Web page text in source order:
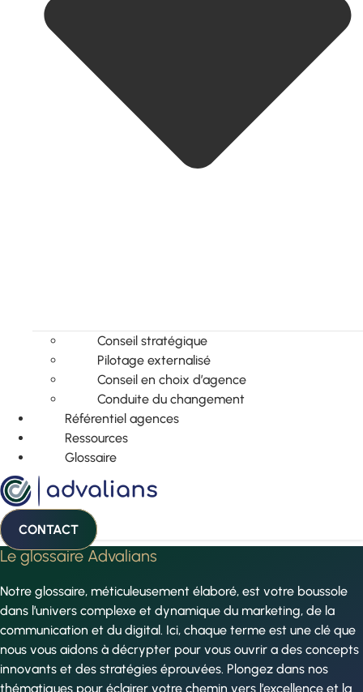
Conseil stratégique
Pilotage externalisé
Conseil en choix d’agence
Conduite du changement
Référentiel agences
Ressources
Glossaire
CONTACT
Le glossaire Advalians
Notre glossaire, méticuleusement élaboré, est votre boussole
dans l’univers complexe et dynamique du marketing, de la
communication et du digital. Ici, chaque terme est une clé que
nous vous aidons à décrypter pour vous ouvrir a des concepts
innovants et des stratégies éprouvées. Plongez dans nos
thématiques pour éclairer votre chemin vers l’excellence et la